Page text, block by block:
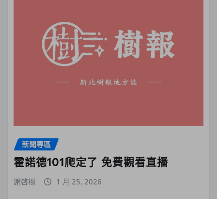
新聞專區
霍諾德101爬定了 免費觀看直播
謝啓楊 1 月 25, 2026